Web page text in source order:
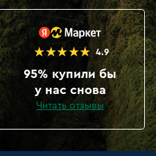
4.9
95% купили бы
у нас снова
Читать отзывы